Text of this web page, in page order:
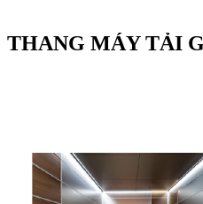
THANG MÁY TẢI